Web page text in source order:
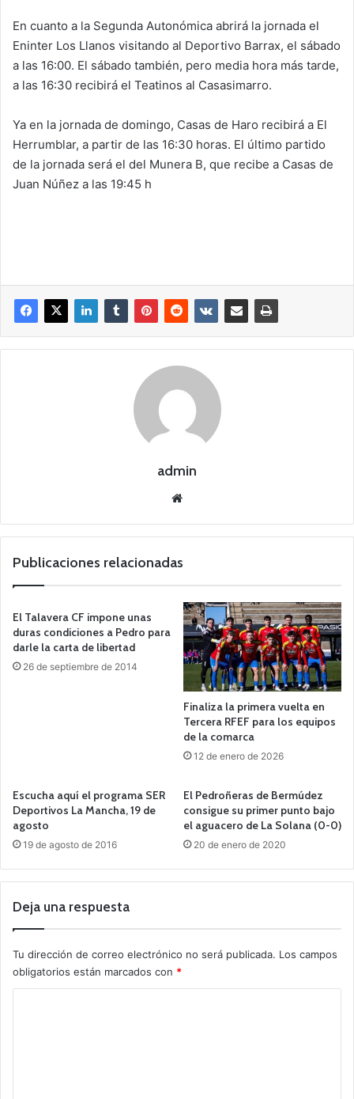
En cuanto a la Segunda Autonómica abrirá la jornada el
Eninter Los Llanos visitando al Deportivo Barrax, el sábado
a las 16:00. El sábado también, pero media hora más tarde,
a las 16:30 recibirá el Teatinos al Casasimarro.
Ya en la jornada de domingo, Casas de Haro recibirá a El
Herrumblar, a partir de las 16:30 horas. El último partido
de la jornada será el del Munera B, que recibe a Casas de
Juan Núñez a las 19:45 h
admin
we
Publicaciones relacionadas
El Talavera CF impone unas
duras condiciones a Pedro para
darle la carta de libertad
26 de septiembre de 2014
Finaliza la primera vuelta en
Tercera RFEF para los equipos
de la comarca
12 de enero de 2026
Escucha aquí el programa SER
Deportivos La Mancha, 19 de
agosto
19 de agosto de 2016
El Pedroñeras de Bermúdez
consigue su primer punto bajo
el aguacero de La Solana (0-0)
20 de enero de 2020
Deja una respuesta
Tu dirección de correo electrónico no será publicada. Los campos
obligatorios están marcados con *